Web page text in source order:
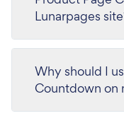
Lunarpages
Why should I
Countdown on